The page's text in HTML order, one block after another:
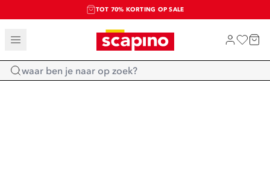
TOT 70% KORTING OP SALE
SALE: LAATSTE KANS!
SHOP NIEUW
Home